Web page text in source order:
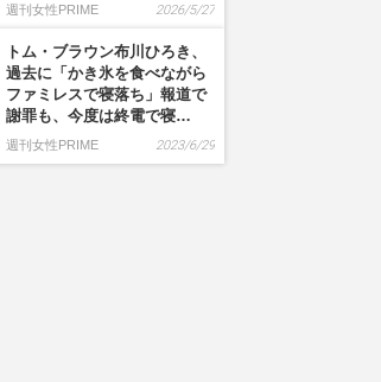
週刊女性PRIME 2026/5/27
トム・ブラウン布川ひろき、
過去に「かき氷を食べながら
ファミレスで寝落ち」報道で
謝罪も、今度は終電で寝…
週刊女性PRIME 2023/6/29